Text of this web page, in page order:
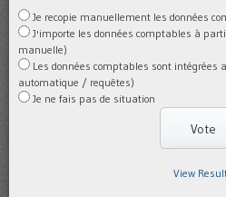
Je recopie manuellement les données
J'importe les données comptables à
manuelle)
Les données comptables sont
automatique / requêtes)
Je ne fais pas de situation
View